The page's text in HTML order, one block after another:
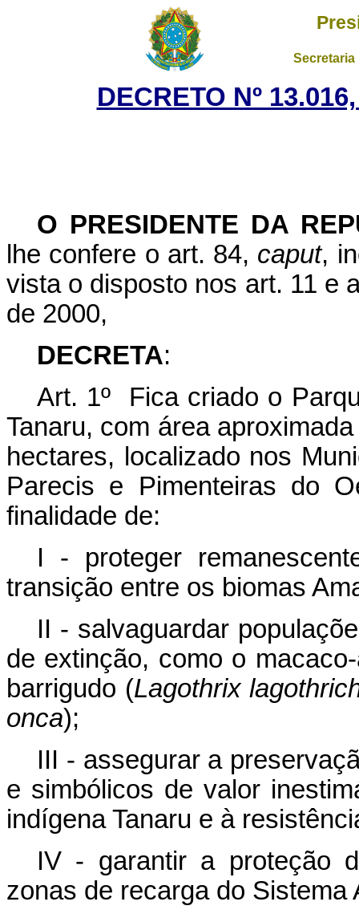
DECRETO Nº
O PRESIDENTE DA
lhe confere o art. 84, caput,
vista o disposto nos art. 11 e
de 2000,
DECRETA:
Art. 1º Fica criado o
Tanaru, com área
hectares, localizado nos
Parecis e Pimenteiras do
finalidade de:
I - proteger
transição entre os biomas
II - salvaguardar
de extinção, como o
barrigudo (Lagothrix
onca);
III - assegurar a
e simbólicos de valor
indígena Tanaru e à
IV - garantir a proteção
zonas de recarga do Sistema